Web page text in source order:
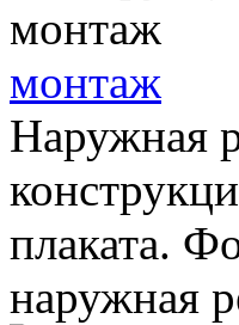
монтаж
Наружная
плаката.
наружная